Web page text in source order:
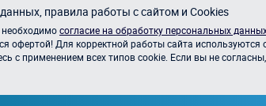
правила работы с сайтом и Cookies
необходимосогласие на обработку персональных
офертой! Для корректной работы сайта используются
с применением всех типов cookie. Если вы не